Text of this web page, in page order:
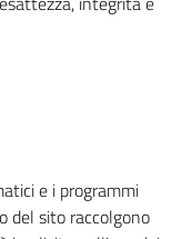
e i programmi
del sito raccolgono